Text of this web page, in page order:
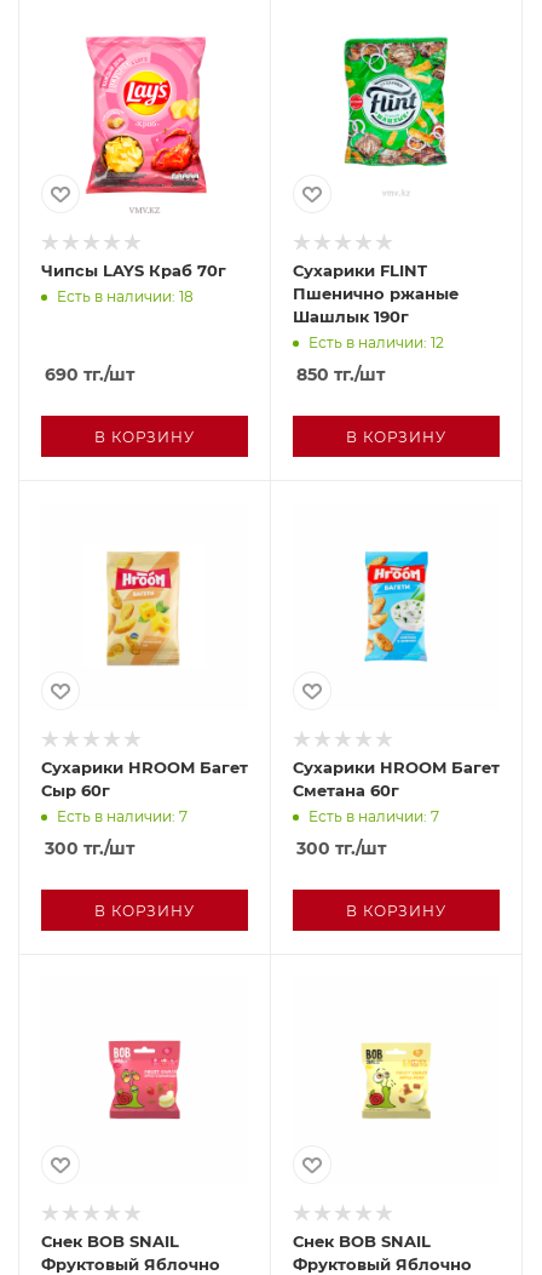
Чипсы LAYS Краб 70г
Есть в наличии: 18
690 тг./шт
В КОРЗИНУ
Сухарики FLINT
Пшенично ржаные
Шашлык 190г
Есть в наличии: 12
850 тг./шт
В КОРЗИНУ
Сухарики HROOM Багет
Сыр 60г
Есть в наличии: 7
300 тг./шт
В КОРЗИНУ
Сухарики HROOM Багет
Сметана 60г
Есть в наличии: 7
300 тг./шт
В КОРЗИНУ
Снек BOB SNAIL
Фруктовый Яблочно
Снек BOB SNAIL
Фруктовый Яблочно